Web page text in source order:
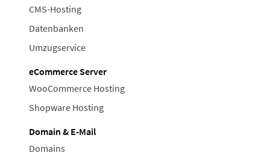
CMS-Hosting
Datenbanken
Umzugservice
eCommerce Server
WooCommerce Hosting
Shopware Hosting
Domain & E-Mail
Domains